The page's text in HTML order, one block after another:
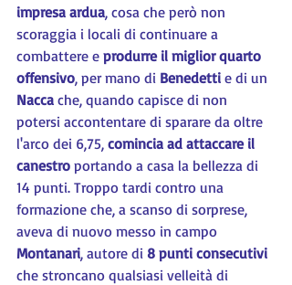
impresa ardua, cosa che però non
scoraggia i locali di continuare a
combattere e produrre il miglior quarto
offensivo, per mano di Benedetti e di un
Nacca che, quando capisce di non
potersi accontentare di sparare da oltre
l'arco dei 6,75, comincia ad attaccare il
canestro portando a casa la bellezza di
14 punti. Troppo tardi contro una
formazione che, a scanso di sorprese,
aveva di nuovo messo in campo
Montanari, autore di 8 punti consecutivi
che stroncano qualsiasi velleità di